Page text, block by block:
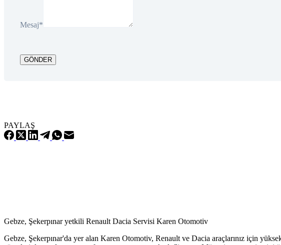
Mesaj*
GÖNDER
PAYLAŞ
Gebze, Şekerpınar yetkili Renault Dacia Servisi Karen Otomotiv
Gebze, Şekerpınar'da yer alan Karen Otomotiv, Renault ve Dacia araçlarınız için